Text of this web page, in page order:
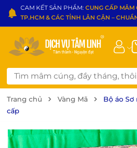
CAM KẾT SẢN PHẨM: CUNG CẤP MÂM
TP.HCM & CÁC TỈNH LÂN CẬN –
Trang chủ Vàng Mã
Bộ áo
cấp